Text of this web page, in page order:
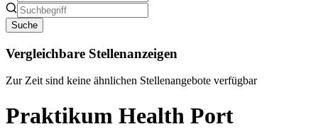
Suche
Vergleichbare Stellenanzeigen
Zur Zeit sind keine ähnlichen Stellenangebote verfügbar
Praktikum Health Port